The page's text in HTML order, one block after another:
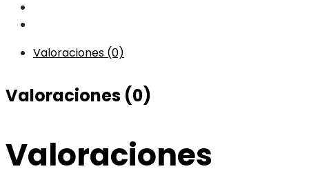
Valoraciones (0)
Valoraciones (0)
Valoraciones